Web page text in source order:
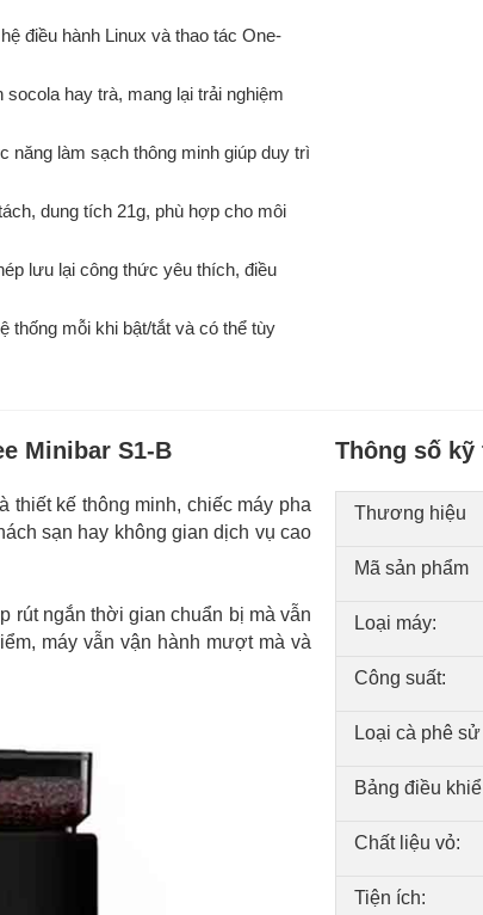
điều hành Linux và thao tác One-
hay trà, mang lại trải nghiệm
năng làm sạch thông minh giúp duy trì
dung tích 21g, phù hợp cho môi
lưu lại công thức yêu thích, điều
thống mỗi khi bật/tắt và có thể tùy
Minibar S1-B
thiết kế thông minh, chiếc máy pha
sạn hay không gian dịch vụ cao
rút ngắn thời gian chuẩn bị mà vẫn
máy vẫn vận hành mượt mà và
Thông số kỹ
Thương hiệu
Mã sản phẩm
Loại máy:
Công suất:
Loại cà phê
Bảng điều
Chất liệu vỏ:
Tiện ích: